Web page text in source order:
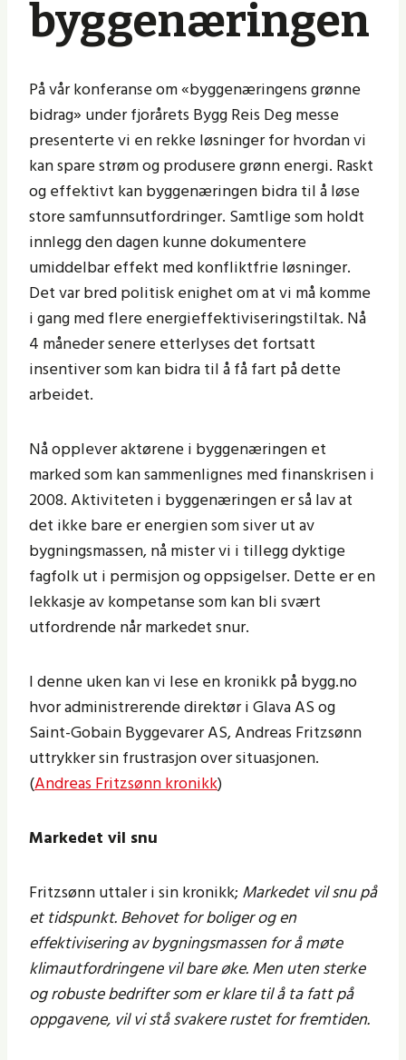
byggenæringen
På vår konferanse om «byggenæringens grønne
bidrag» under fjorårets Bygg Reis Deg messe
presenterte vi en rekke løsninger for hvordan vi
kan spare strøm og produsere grønn energi. Raskt
og effektivt kan byggenæringen bidra til å løse
store samfunnsutfordringer. Samtlige som holdt
innlegg den dagen kunne dokumentere
umiddelbar effekt med konfliktfrie løsninger.
Det var bred politisk enighet om at vi må komme
i gang med flere energieffektiviseringstiltak. Nå
4 måneder senere etterlyses det fortsatt
insentiver som kan bidra til å få fart på dette
arbeidet.
Nå opplever aktørene i byggenæringen et
marked som kan sammenlignes med finanskrisen i
2008. Aktiviteten i byggenæringen er så lav at
det ikke bare er energien som siver ut av
bygningsmassen, nå mister vi i tillegg dyktige
fagfolk ut i permisjon og oppsigelser. Dette er en
lekkasje av kompetanse som kan bli svært
utfordrende når markedet snur.
I denne uken kan vi lese en kronikk på bygg.no
hvor administrerende direktør i Glava AS og
Saint-Gobain Byggevarer AS, Andreas Fritzsønn
uttrykker sin frustrasjon over situasjonen.
(Andreas Fritzsønn kronikk)
Markedet vil snu
Fritzsønn uttaler i sin kronikk; Markedet vil snu på
et tidspunkt. Behovet for boliger og en
effektivisering av bygningsmassen for å møte
klimautfordringene vil bare øke. Men uten sterke
og robuste bedrifter som er klare til å ta fatt på
oppgavene, vil vi stå svakere rustet for fremtiden.